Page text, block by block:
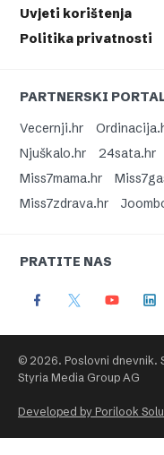
Uvjeti korištenja
Politika privatnosti
PARTNERSKI
Vecernji.hr
Njuškalo.hr
24sata.hr
Miss7mama.hr
Miss7zdrava.hr
PRATITE NAS
© 2026. Poslovni dnevnik.
Styria Media Group AG
Developed by Porilook